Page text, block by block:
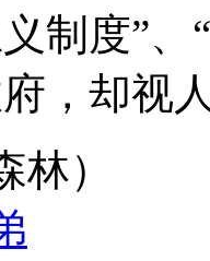
制度”
，却视
）